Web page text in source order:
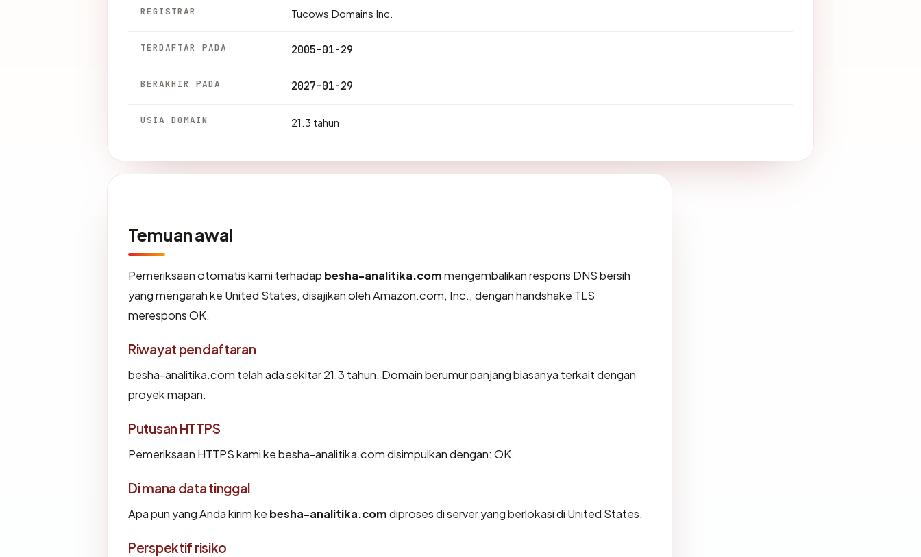
REGISTRAR Tucows Domains Inc.
TERDAFTAR PADA 2005-01-29
BERAKHIR PADA 2027-01-29
USIA DOMAIN 21.3 tahun
Temuan awal
Pemeriksaan otomatis kami terhadap besha-analitika.commengembalikan respons DNS bersih
yang mengarah ke United States, disajikan oleh Amazon.com, Inc., dengan handshake TLS
merespons OK.
Riwayat pendaftaran
besha-analitika.com telah ada sekitar 21.3 tahun. Domain berumur panjang biasanya terkait dengan
proyek mapan.
Putusan HTTPS
Pemeriksaan HTTPS kami ke besha-analitika.com disimpulkan dengan: OK.
Di mana data tinggal
Apa pun yang Anda kirim ke besha-analitika.comdiproses di server yang berlokasi di United States.
Perspektif risiko